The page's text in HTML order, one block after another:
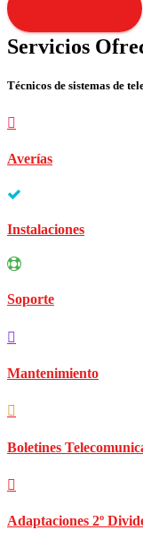
Servicios
Técnicos de sistemas de
Averías
Instalaciones
Soporte
Mantenimiento
Boletines
Adaptaciones 2º